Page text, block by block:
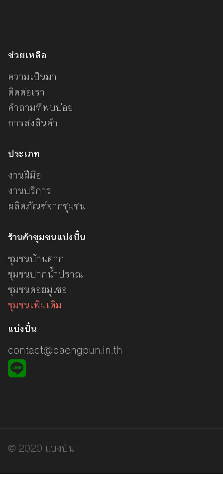
ช่วยเหลือ
ความเป็นมา
ติดต่อเรา
คำถามที่พบบ่อย
การส่งสินค้า
ประเภท
งานฝีมือ
งานบริการ
ผลิตภัณฑ์จากชุมชน
ร้านค้าชุมชนแบ่งปั๋น
ชุมชนบ้านตาก
ชุมชนปากน้ำปราณ
ชุมชนดอยมูเซอ
ชุมชนเพิ่มเติม
แบ่งปั๋น
contact@baengpun.in.th
© 2020 แบ่งปั๋น